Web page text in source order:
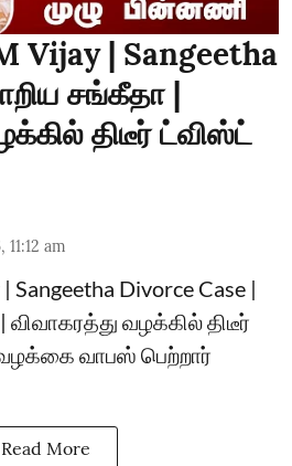
Vijay | Sangeetha
சங்கீதா |
திடீர் ட்விஸ்ட்
am
Sangeetha Divorce Case |
வழக்கில் திடீர்
வாபஸ் பெற்றார்
Read More